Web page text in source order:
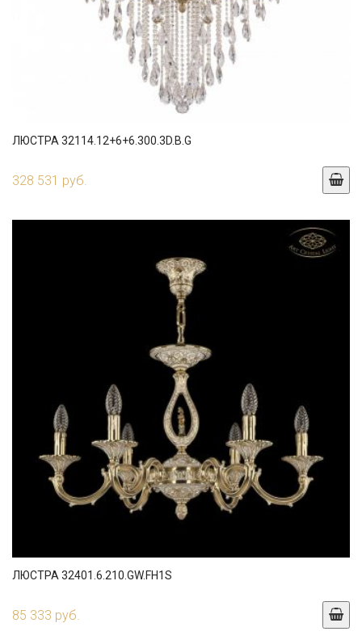
ЛЮСТРА 32114.12+6+6.300.3D.B.G
328 531 руб.
ЛЮСТРА 32401.6.210.GW.FH1S
85 333 руб.